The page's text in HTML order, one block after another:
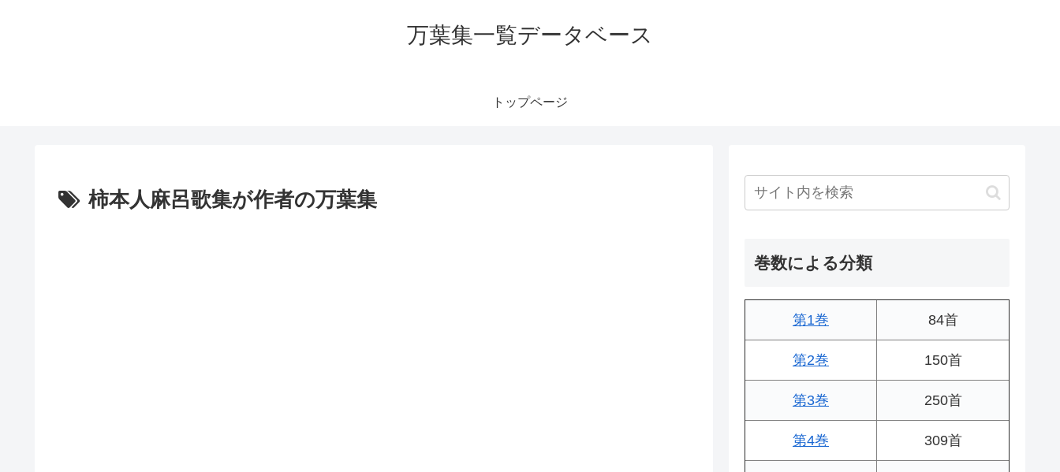
万葉集一覧データベース
トップページ
柿本人麻呂歌集が作者の万葉集
巻数による分類
第1巻 84首
第2巻 150首
第3巻 250首
第4巻 309首